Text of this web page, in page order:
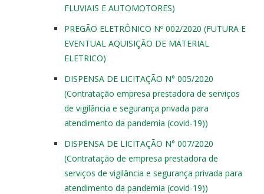
FLUVIAIS E AUTOMOTORES)
PREGÃO ELETRÔNICO Nº 002/2020 (FUTURA E
EVENTUAL AQUISIÇÃO DE MATERIAL
ELETRICO)
DISPENSA DE LICITAÇÃO N° 005/2020
(Contratação empresa prestadora de serviços
de vigilância e segurança privada para
atendimento da pandemia (covid-19))
DISPENSA DE LICITAÇÃO N° 007/2020
(Contratação de empresa prestadora de
serviços de vigilância e segurança privada para
atendimento da pandemia (covid-19))